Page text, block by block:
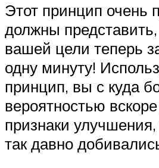
Этот принцип очень
должны представить,
вашей цели теперь
одну минуту!
принцип, вы с куда
вероятностью
признаки улучшения,
так давно